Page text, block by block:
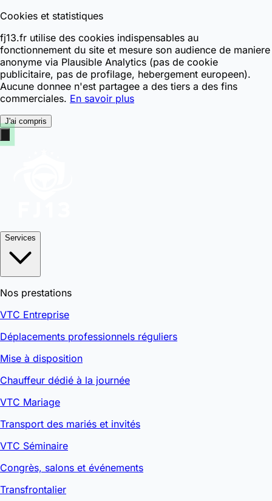
Cookies et statistiques
fj13.fr utilise des cookies indispensables au
fonctionnement du site et mesure son audience de maniere
anonyme via Plausible Analytics (pas de cookie
publicitaire, pas de profilage, hebergement europeen).
Aucune donnee n'est partagee a des tiers a des fins
commerciales. En savoir plus
J'ai compris
Services
Nos prestations
VTC Entreprise
Déplacements professionnels réguliers
Mise à disposition
Chauffeur dédié à la journée
VTC Mariage
Transport des mariés et invités
VTC Séminaire
Congrès, salons et événements
Transfrontalier